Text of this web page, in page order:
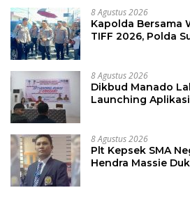
8 Agustus 2026
Kapolda Bersama
TIFF 2026, Polda
8 Agustus 2026
Dikbud Manado
Launching Aplikasi
8 Agustus 2026
Plt Kepsek SMA
Hendra Massie